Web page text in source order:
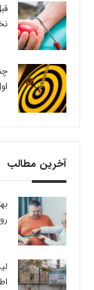
آخرین مطالب